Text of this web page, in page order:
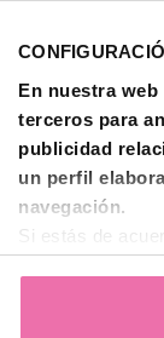
En nuestra
terceros para
publicidad
un perfil
navegación.
Si estás de